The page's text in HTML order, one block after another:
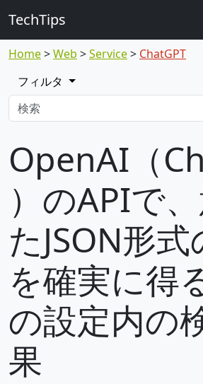
TechTips
Home Web Service
ChatGPT
フィルタ
OpenAI（
）のAPIで
たJSON形式
を確実に得
の設定内の
果